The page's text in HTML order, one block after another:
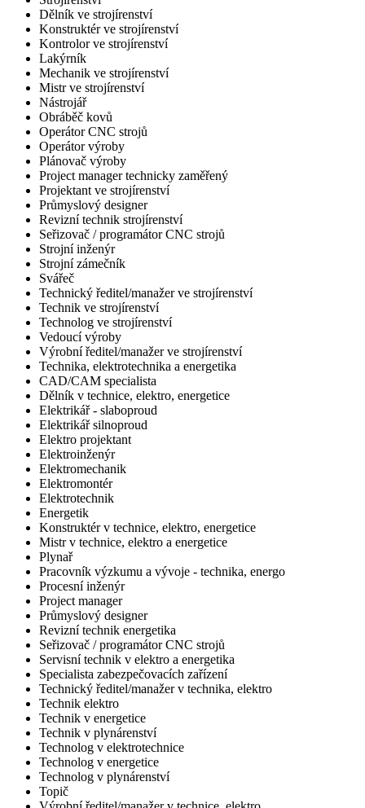
Dělník ve strojírenství
Konstruktér ve strojírenství
Kontrolor ve strojírenství
Lakýrník
Mechanik ve strojírenství
Mistr ve strojírenství
Nástrojář
Obráběč kovů
Operátor CNC strojů
Operátor výroby
Plánovač výroby
Project manager technicky zaměřený
Projektant ve strojírenství
Průmyslový designer
Revizní technik strojírenství
Seřizovač / programátor CNC strojů
Strojní inženýr
Strojní zámečník
Svářeč
Technický ředitel/manažer ve strojírenství
Technik ve strojírenství
Technolog ve strojírenství
Vedoucí výroby
Výrobní ředitel/manažer ve strojírenství
Technika, elektrotechnika a energetika
CAD/CAM specialista
Dělník v technice, elektro, energetice
Elektrikář - slaboproud
Elektrikář silnoproud
Elektro projektant
Elektroinženýr
Elektromechanik
Elektromontér
Elektrotechnik
Energetik
Konstruktér v technice, elektro, energetice
Mistr v technice, elektro a energetice
Plynař
Pracovník výzkumu a vývoje - technika, energo
Procesní inženýr
Project manager
Průmyslový designer
Revizní technik energetika
Seřizovač / programátor CNC strojů
Servisní technik v elektro a energetika
Specialista zabezpečovacích zařízení
Technický ředitel/manažer v technika, elektro
Technik elektro
Technik v energetice
Technik v plynárenství
Technolog v elektrotechnice
Technolog v energetice
Technolog v plynárenství
Topič